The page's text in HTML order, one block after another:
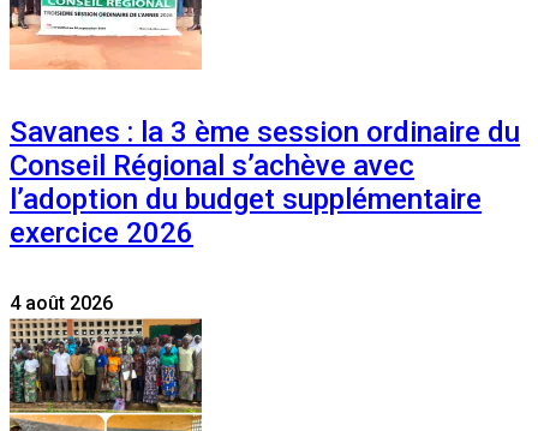
Savanes : la 3 ème session ordinaire du
Conseil Régional s’achève avec
l’adoption du budget supplémentaire
exercice 2026
4 août 2026